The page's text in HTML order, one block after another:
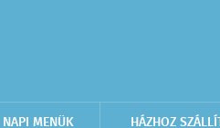
NAPI MENÜK HÁZHOZ